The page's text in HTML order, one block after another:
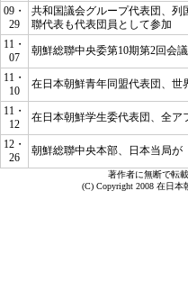
09・
29
共和国議会グループ代表団、列
聯代表も代表団員として参加
11・
07
朝鮮総聯中央委第10期第2回会議
11・
10
在日本朝鮮青年同盟代表団、世
11・
12
在日本朝鮮学生委代表団、全ア
12・
26
朝鮮総聯中央本部、日本当局が
著作者に無断で転
(C) Copyright 2008 在日